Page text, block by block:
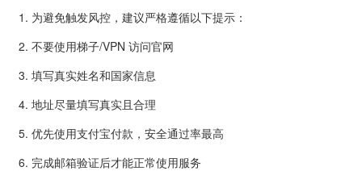
1. 为避免触发风控，建议严格遵循以下提示：
2. 不要使用梯子/VPN 访问官网
3. 填写真实姓名和国家信息
4. 地址尽量填写真实且合理
5. 优先使用支付宝付款，安全通过率最高
6. 完成邮箱验证后才能正常使用服务